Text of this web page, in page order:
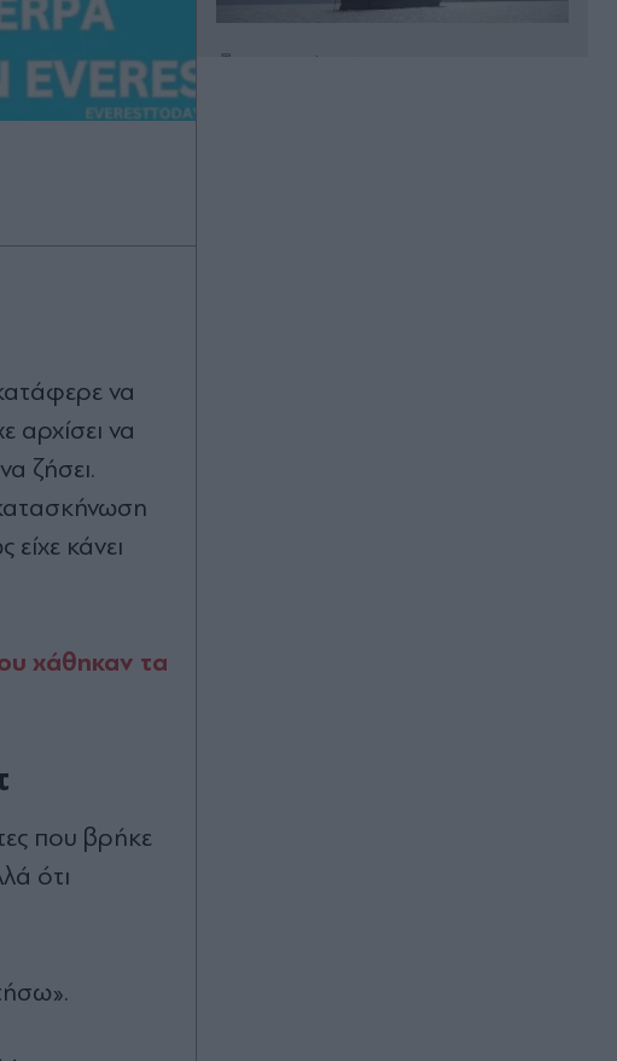
να
αρχίσει να
ζήσει.
κάνει
χάθηκαν τα
που βρήκε
ότι
Πριν 34 λεπτά